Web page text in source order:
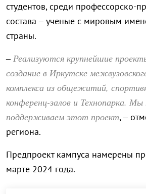
студентов, среди профессорско-
состава – ученые с мировым
страны.
–Реализуются крупнейшие
создание в Иркутске
комплекса из общежитий,
конференц-залов и Технопарка. Мы
поддерживаем этот проект, –
региона.
Предпроект кампуса намерены
марте 2024 года.